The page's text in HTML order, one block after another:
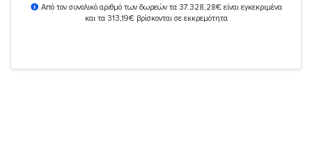
Από τον συνολικό αριθμό των δωρεών τα 37.328,28€ είναι εγκεκριμένα
και τα 313,19€ βρίσκονται σε εκκρεμότητα